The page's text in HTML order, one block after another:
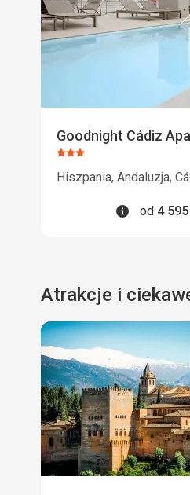
Goodnight Cádiz
Ocena:
3/5
Hiszpania, Andaluzja,
od 4 595
Atrakcje i